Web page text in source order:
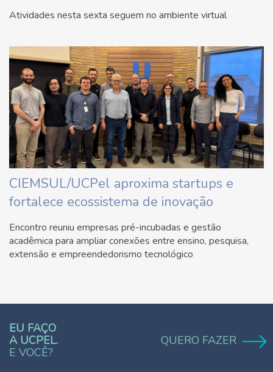
Atividades nesta sexta seguem no ambiente virtual
CIEMSUL/UCPel aproxima startups e
fortalece ecossistema de inovação
Encontro reuniu empresas pré-incubadas e gestão
acadêmica para ampliar conexões entre ensino, pesquisa,
extensão e empreendedorismo tecnológico
EU FAÇO
A UCPEL.
E VOCÊ?
QUERO FAZER